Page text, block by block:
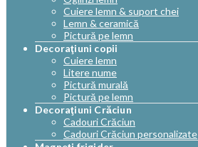
Cuiere lemn & suport chei
Lemn & ceramică
Pictură pe lemn
Decoraţiuni copii
Cuiere lemn
Litere nume
Pictură murală
Pictură pe lemn
Decoraţiuni Crăciun
Cadouri Crăciun
Cadouri Crăciun personalizate